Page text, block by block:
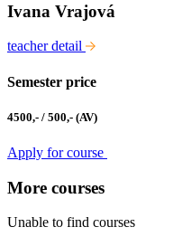
Ivana Vrajová
teacher detail
Semester price
4500,- / 500,- (AV)
Apply for course
More courses
Unable to find courses